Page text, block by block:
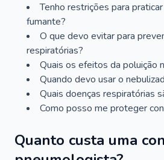
Tenho restrições para
fumante?
O que devo evitar para
respiratórias?
Quais os efeitos da poluição
Quando devo usar o
Quais doenças respiratórias
Como posso me proteger
Quanto custa uma